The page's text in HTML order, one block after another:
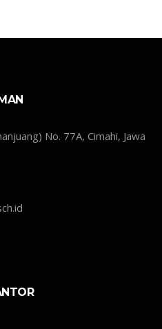
No. 77A, Cimahi, Jawa